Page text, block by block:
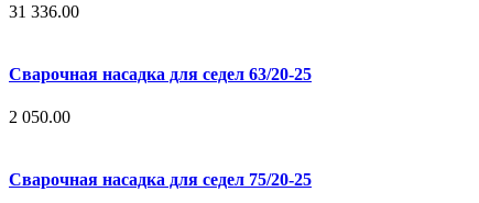
31 336.00
Сварочная насадка для седел 63/20-25
2 050.00
Сварочная насадка для седел 75/20-25